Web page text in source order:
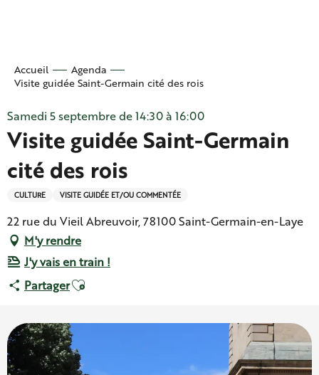
Accueil
Agenda
Visite guidée Saint-Germain cité des rois
Samedi 5 septembre de 14:30 à 16:00
Visite guidée Saint-Germain
cité des rois
CULTURE VISITE GUIDÉE ET/OU COMMENTÉE
22 rue du Vieil Abreuvoir, 78100 Saint-Germain-en-Laye
M'y rendre
J'y vais en train !
PartagerAjouter aux favoris